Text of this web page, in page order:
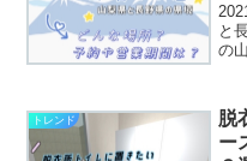
と
の
い
い
トレンド
脱
ー